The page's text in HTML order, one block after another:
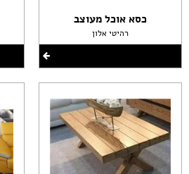
כסא אוכל מעוצב
רהיטי אלון